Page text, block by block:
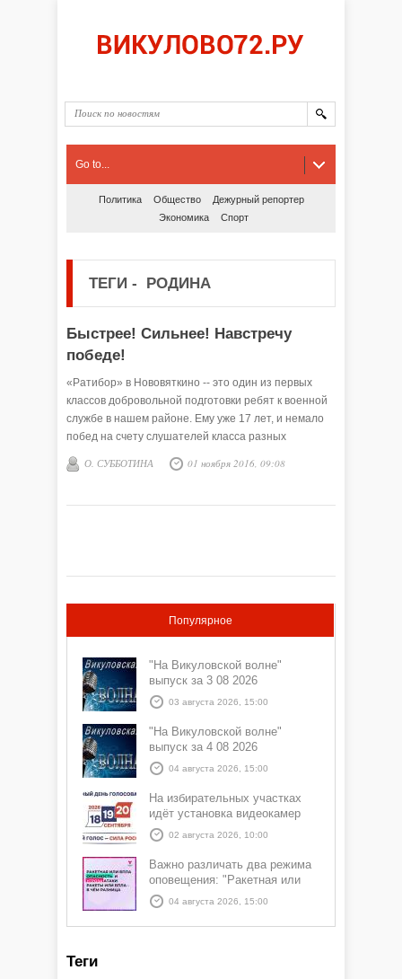
Go to...
Политика Общество
Дежурный репортер
Экономика
Спорт
ТЕГИ - РОДИНА
Быстрее! Сильнее! Навстречу
победе!
«Ратибор» в Нововяткино -- это один из первых
классов добровольной подготовки ребят к военной
службе в нашем районе. Ему уже 17 лет, и немало
побед на счету слушателей класса разных
выпусков. А начиналось всё в конце 90-х. В то время
в Нововяткинской школе был создан учебно-
программы, и организовали класс «Ратибор», где
О. СУББОТИНА 01 ноября 2016, 09:08
Популярное
"На Викуловской волне"
выпуск за 3 08 2026
03 августа 2026, 15:00
"На Викуловской волне"
выпуск за 4 08 2026
04 августа 2026, 15:00
На избирательных участках
идёт установка видеокамер
02 августа 2026, 10:00
Важно различать два режима
оповещения: "Ракетная или
БПЛА опасность" и "Угроза
атаки ракеты или БПЛА"
04 августа 2026, 15:00
Теги